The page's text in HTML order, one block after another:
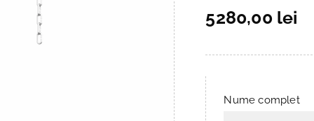
5280,00 lei
Nume complet